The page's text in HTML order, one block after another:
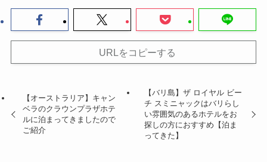
URLをコピーする
【オーストラリア】キャン
ベラのクラウンプラザホテ
ルに泊まってきましたので
ご紹介
【バリ島】ザ ロイヤル ビー
チ スミニャックはバリらし
い雰囲気のあるホテルをお
探しの方におすすめ【泊ま
ってきた】